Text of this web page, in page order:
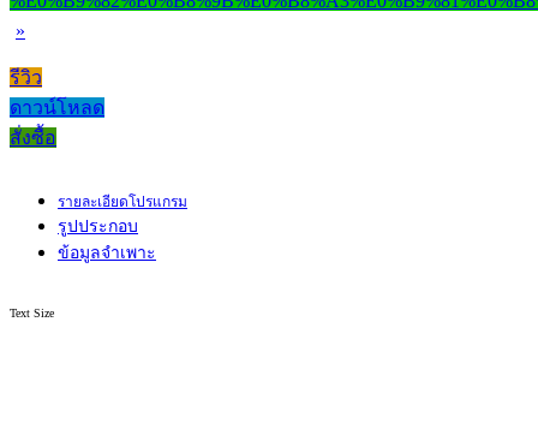
»
รีวิว
ดาวน์โหลด
สั่งซื้อ
รายละเอียดโปรแกรม
รูปประกอบ
ข้อมูลจำเพาะ
Text Size